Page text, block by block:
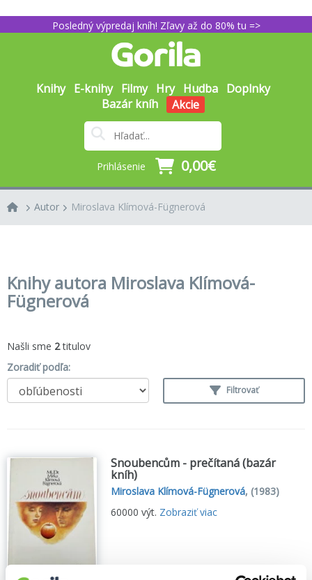
Posledný výpredaj kníh! Zľavy až do 80% tu =>
Knihy E-knihy Filmy Hry Hudba Doplnky
Bazár kníh
Akcie
Prihlásenie 0,00€
Autor Miroslava Klímová-Fügnerová
Knihy autora Miroslava Klímová-
Fügnerová
Našli sme 2titulov
Zoradiť podľa:
Filtrovať
Snoubencům - prečítaná (bazár
kníh)
Miroslava Klímová-Fügnerová, (1983)
60000 výt. Zobraziť viac